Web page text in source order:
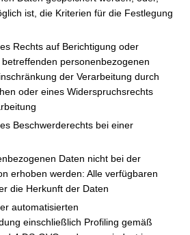
ist, die Kriterien für die Festlegung
Rechts auf Berichtigung oder
personenbezogenen
der Verarbeitung durch
oder eines Widerspruchsrechts
Beschwerderechts bei einer
Daten nicht bei der
erhoben werden: Alle verfügbaren
die Herkunft der Daten
automatisierten
einschließlich Profiling gemäß